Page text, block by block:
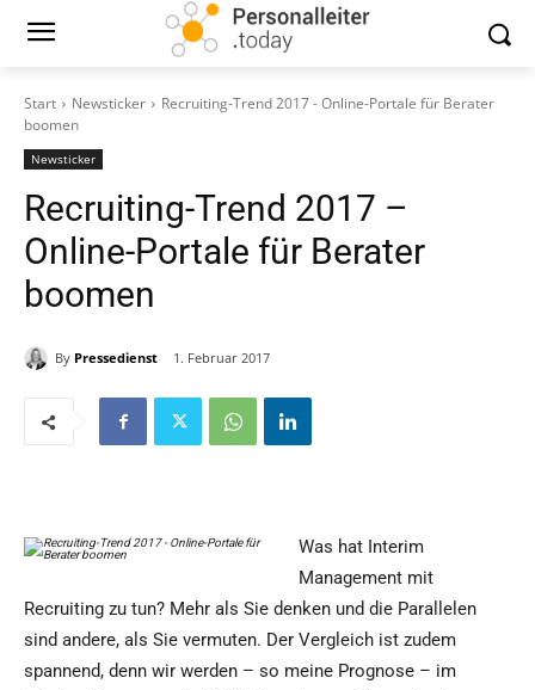
Start Newsticker
Recruiting-Trend 2017 - Online-Portale für Berater
boomen
Newsticker
Recruiting-Trend 2017 –
Online-Portale für Berater
boomen
By Pressedienst 1. Februar 2017
Was hat Interim
Management mit
Recruiting zu tun? Mehr als Sie denken und die Parallelen
sind andere, als Sie vermuten. Der Vergleich ist zudem
spannend, denn wir werden – so meine Prognose – im